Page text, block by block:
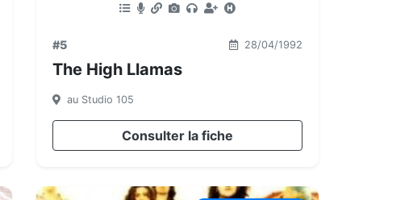
#5 28/04/1992
The High Llamas
au Studio 105
Consulter la fiche